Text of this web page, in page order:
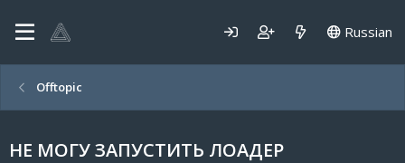
Russian
Offtopic
НЕ МОГУ ЗАПУСТИТЬ ЛОАДЕР